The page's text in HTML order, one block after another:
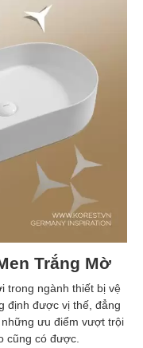
Trắng Mờ
trong ngành thiết bị vệ
định được vị thế, đẳng
ưu điểm vượt trội
cũng có được.